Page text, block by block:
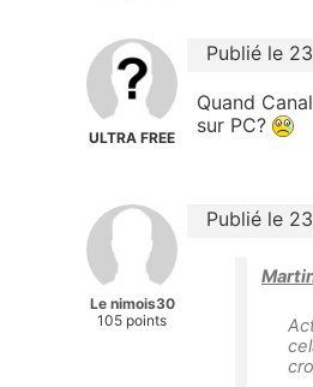
ULTRA FREE
Publié le
Quand
sur PC?
Le nimois30
105 points
Publié le